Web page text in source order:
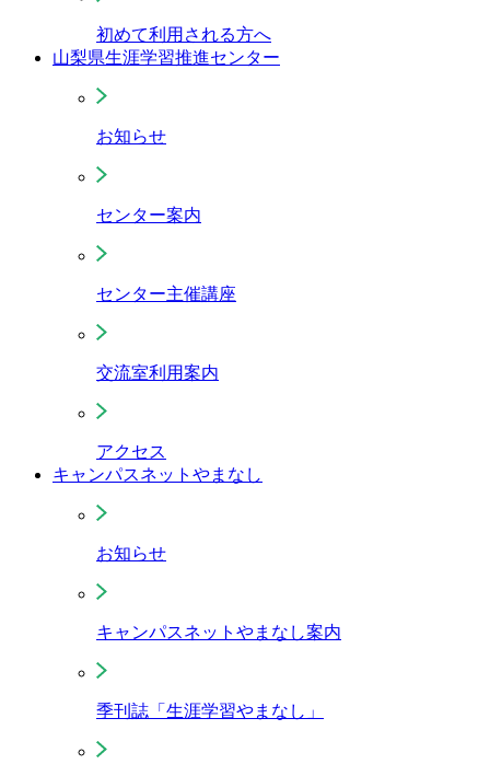
初めて利用される方へ
山梨県生涯学習推進センター
お知らせ
センター案内
センター主催講座
交流室利用案内
アクセス
キャンパスネットやまなし
お知らせ
キャンパスネットやまなし案内
季刊誌「生涯学習やまなし」